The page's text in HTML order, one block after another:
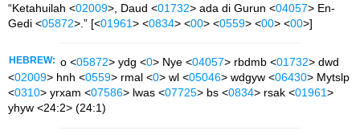
“Ketahuilah <02009>, Daud <01732> ada di Gurun <04057> En-
Gedi <05872>.” [<01961> <0834> <00> <0559> <00> <00>]
HEBREW: o <05872> ydg <0> Nye <04057> rbdmb <01732> dwd
<02009> hnh <0559> rmal <0> wl <05046> wdgyw <06430> Mytslp
<0310> yrxam <07586> lwas <07725> bs <0834> rsak <01961>
yhyw <24:2> (24:1)